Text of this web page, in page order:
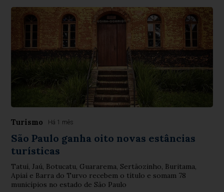
Turismo Há 1 mês
São Paulo ganha oito novas estâncias
turísticas
Tatuí, Jaú, Botucatu, Guararema, Sertãozinho, Buritama,
Apiaí e Barra do Turvo recebem o título e somam 78
municípios no estado de São Paulo